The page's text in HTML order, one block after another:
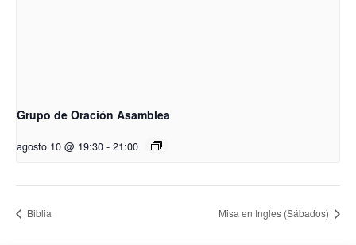
Grupo de Oración Asamblea
agosto 10 @ 19:30 - 21:00
Biblia Misa en Ingles (Sábados)